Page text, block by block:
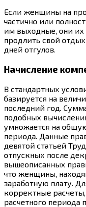
Если женщины на
частично или
им выходные, они
продлить свой
дней отгулов.
Начисление
В стандартных
базируется на
последний год.
подобных
умножается на
периода. Данные
девятой статьей
отпускных после
вышеописанных
что женщины,
заработную плату.
корректные
расчетного периода